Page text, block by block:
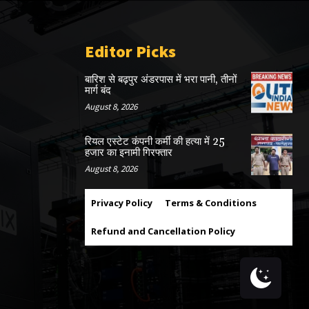
Editor Picks
बारिश से बढ़पुर अंडरपास में भरा पानी, तीनों
मार्ग बंद
August 8, 2026
रियल एस्टेट कंपनी कर्मी की हत्या में 25
हजार का इनामी गिरफ्तार
August 8, 2026
Privacy Policy Terms & Conditions
Refund and Cancellation Policy